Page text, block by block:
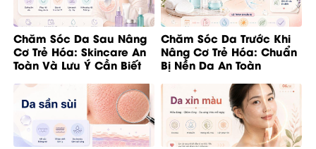
Chăm Sóc Da Sau Nâng
Cơ Trẻ Hóa: Skincare An
Toàn Và Lưu Ý Cần Biết
Chăm Sóc Da Trước Khi
Nâng Cơ Trẻ Hóa: Chuẩn
Bị Nền Da An Toàn